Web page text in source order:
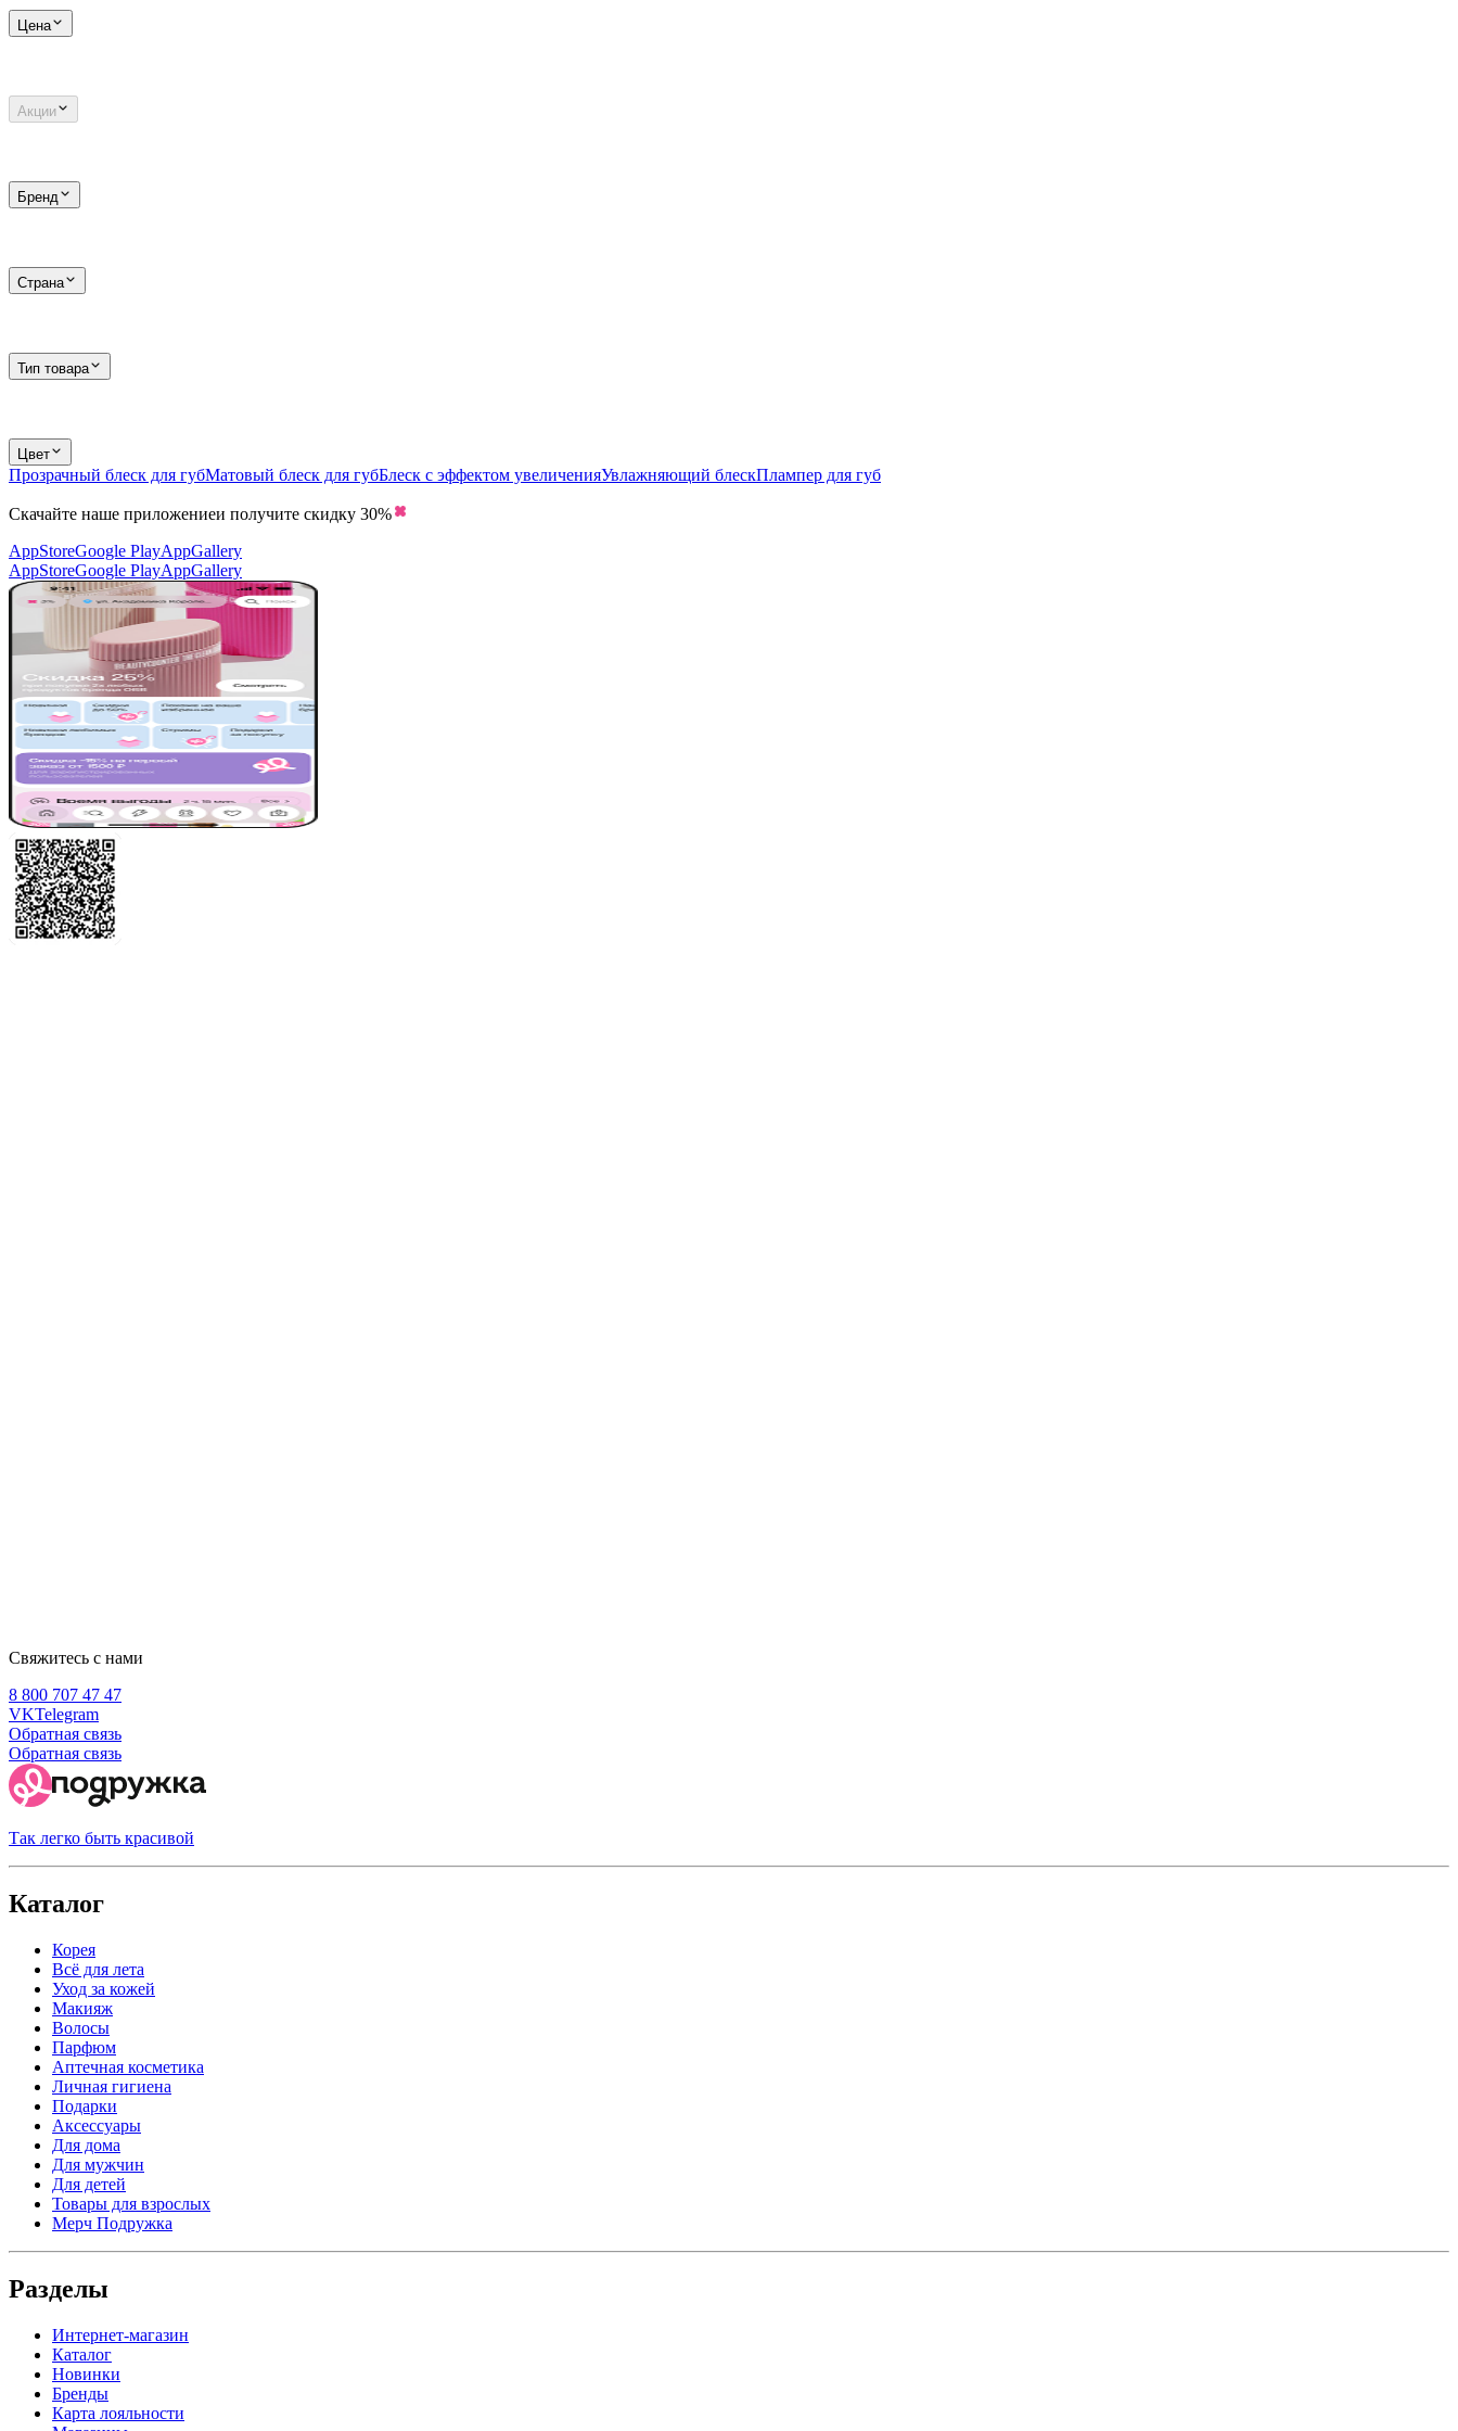
Цена
Акции
Бренд
Страна
Тип товара
Цвет
Прозрачный блеск для губМатовый блеск для губБлеск с эффектом увеличенияУвлажняющий блескПлампер для губ
Скачайте наше приложениеи получите скидку 30%
AppStoreGoogle PlayAppGallery
AppStoreGoogle PlayAppGallery
Свяжитесь с нами
8 800 707 47 47
VKTelegram
Обратная связь
Обратная связь
Так легко быть красивой
Каталог
Корея
Всё для лета
Уход за кожей
Макияж
Волосы
Парфюм
Аптечная косметика
Личная гигиена
Подарки
Аксессуары
Для дома
Для мужчин
Для детей
Товары для взрослых
Мерч Подружка
Разделы
Интернет-магазин
Каталог
Новинки
Бренды
Карта лояльности